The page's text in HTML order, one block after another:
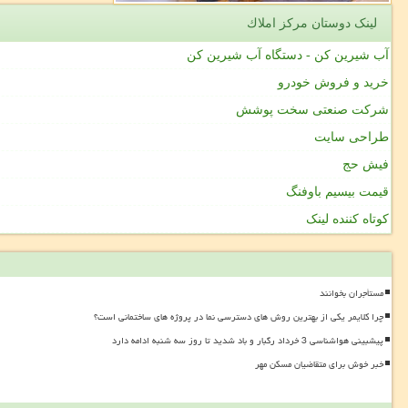
لینک دوستان مركز املاك
آب شیرین کن - دستگاه آب شیرین کن
خرید و فروش خودرو
شرکت صنعتی سخت پوشش
طراحی سایت
فیش حج
قیمت بیسیم باوفنگ
کوتاه کننده لینک
مستأجران بخوانند
چرا کلایمر یکی از بهترین روش های دسترسی نما در پروژه های ساختمانی است؟
پیشبینی هواشناسی 3 خرداد رگبار و باد شدید تا روز سه شنبه ادامه دارد
خبر خوش برای متقاضیان مسکن مهر